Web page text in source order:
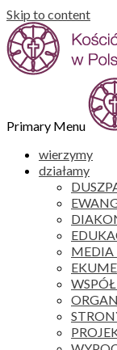
Skip to content
Primary Menu
wierzymy
działamy
MEDIA